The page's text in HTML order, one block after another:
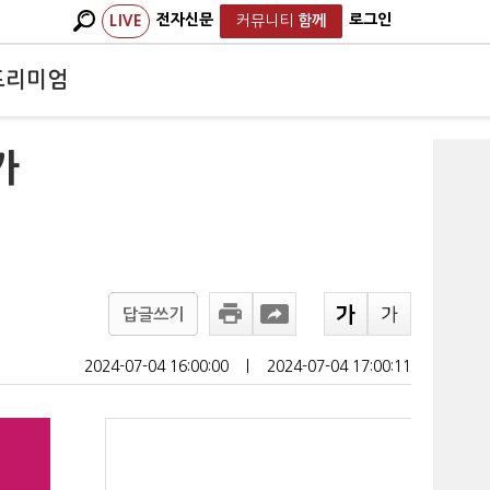
LIVE 전자신문 커뮤니티 함께 로그인
리미엄
답글쓰기
2024-07-04 16:00:00 2024-07-04 17:00:11